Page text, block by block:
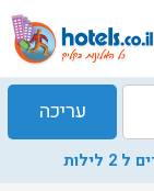
עריכה